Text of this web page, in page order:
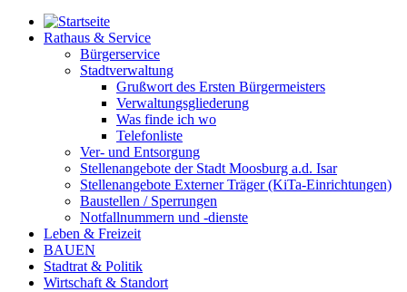
Rathaus & Service
Bürgerservice
Stadtverwaltung
Grußwort des Ersten Bürgermeisters
Verwaltungsgliederung
Was finde ich wo
Telefonliste
Ver- und Entsorgung
Stellenangebote der Stadt Moosburg a.d. Isar
Stellenangebote Externer Träger (KiTa-Einrichtungen)
Baustellen / Sperrungen
Notfallnummern und -dienste
Leben & Freizeit
BAUEN
Stadtrat & Politik
Wirtschaft & Standort